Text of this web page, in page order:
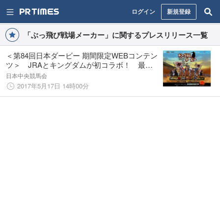
ログイン 新規登録
「ぶっ飛び戦場メーカー」に関するプレスリリース一覧
＜第84回日本ダービー 期間限定WEBコンテン
ツ＞ JRAとキングダムが初コラボ！ 最強
の馬・騨逢飛（ダービー）や歴代ダービー馬
を奪還せよ！ 「キングダムダービー」公
開！
日本中央競馬会
2017年5月17日 14時00分